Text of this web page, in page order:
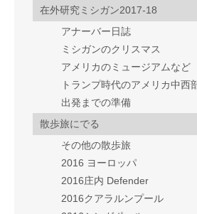
在外研究ミシガン2017-18
アナーバー日誌
ミシガンのクリスマス
アメリカのミュージアムなど
トランプ時代のアメリカ中西
出発までの準備
散歩旅にでる
その他の散歩旅
2016 ヨーロッパ
2016庄内 Defender
2016クアラルンプール